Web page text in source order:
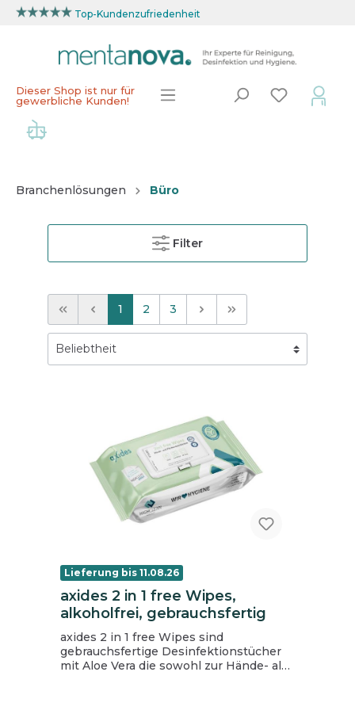
Top-Kundenzufriedenheit
Dieser Shop ist nur für
gewerbliche Kunden!
Branchenlösungen Büro
Filter
1 2 3
Lieferung bis 11.08.26
axides 2 in 1 free Wipes,
alkoholfrei, gebrauchsfertig
axides 2 in 1 free Wipes sind
gebrauchsfertige Desinfektionstücher
mit Aloe Vera die sowohl zur Hände- als